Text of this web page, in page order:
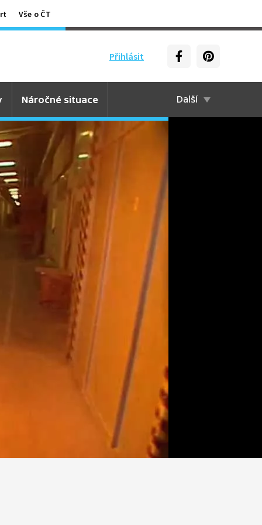
Vše o ČT
Přihlásit
Náročné situace Další